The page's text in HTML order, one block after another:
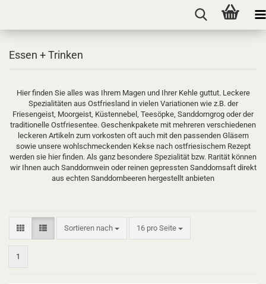
Essen + Trinken
Hier finden Sie alles was Ihrem Magen und Ihrer Kehle guttut. Leckere
Spezialitäten aus Ostfriesland in vielen Variationen wie z.B. der
Friesengeist, Moorgeist, Küstennebel, Teesöpke, Sanddorngrog oder der
traditionelle Ostfriesentee. Geschenkpakete mit mehreren verschiedenen
leckeren Artikeln zum vorkosten oft auch mit den passenden Gläsern
sowie unsere wohlschmeckenden Kekse nach ostfriesischem Rezept
werden sie hier finden. Als ganz besondere Spezialität bzw. Rarität können
wir Ihnen auch Sanddornwein oder reinen gepressten Sanddornsaft direkt
aus echten Sanddornbeeren hergestellt anbieten
Sortieren nach
Sortieren nach 16 pro Seite
pro Seite
1